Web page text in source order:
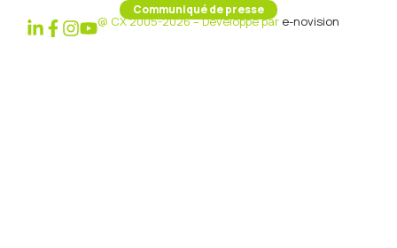
@ CX 2005-2026 – Développé par e-novision
Communiqué de presse